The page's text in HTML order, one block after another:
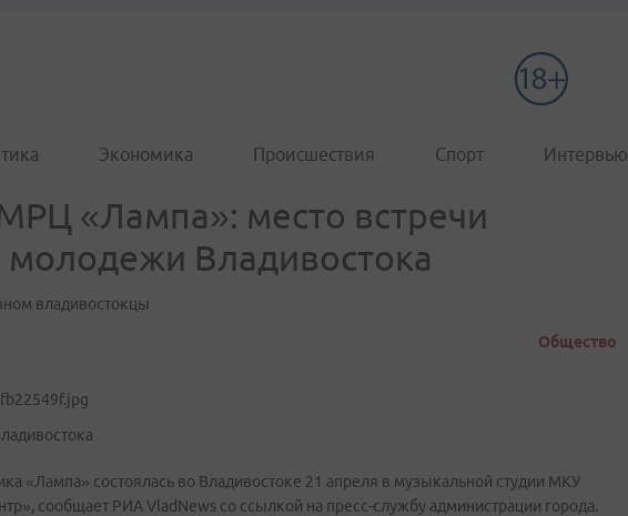
Экономика Происшествия Спорт Интервью
«Лампа»: место встречи
молодежи Владивостока
владивостокцы
Общество
«Лампа» состоялась во Владивостоке 21 апреля в музыкальной студии МКУ
сообщает РИА VladNews со ссылкой на пресс-службу администрации города.